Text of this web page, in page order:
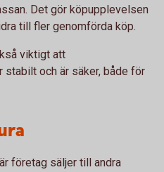
Det gör köpupplevelsen
till fler genomförda köp.
viktigt att
och är säker, både för
företag säljer till andra